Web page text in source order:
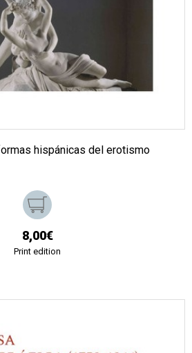
hispánicas del erotismo
8,00€
Print edition